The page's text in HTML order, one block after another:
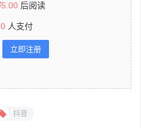
5.00 后阅读
0 人支付
立即注册
抖音